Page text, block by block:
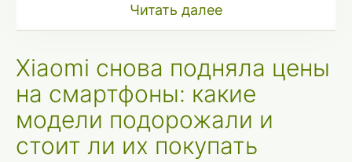
Читать далее
Xiaomi снова подняла цены
на смартфоны: какие
модели подорожали и
стоит ли их покупать